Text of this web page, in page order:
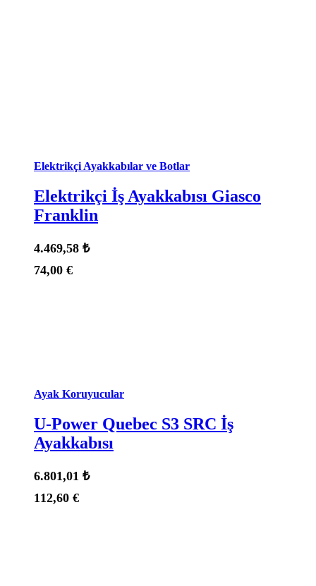
Elektrikçi Ayakkabılar ve Botlar
Elektrikçi İş Ayakkabısı Giasco
Franklin
4.469,58 ₺
74,00 €
Ayak Koruyucular
U-Power Quebec S3 SRC İş
Ayakkabısı
6.801,01 ₺
112,60 €